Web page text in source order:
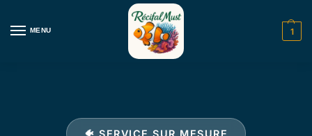
MENU 1
🐠 SERVICE SUR MESURE